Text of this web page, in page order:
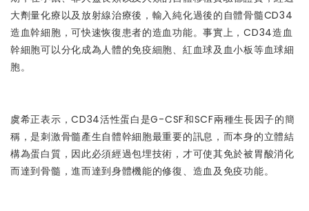
大劑量化療以及放射線治療後，輸入純化過後的自體骨髓CD34
造血幹細胞，可快速恢復患者的造血功能。事實上，CD34造血
幹細胞可以分化成為人體的免疫細胞、紅血球及血小板等血球細
胞。
虞希正表示，CD34活性蛋白是G-CSF和SCF兩種生長因子的簡
稱，是刺激骨髓產生自體幹細胞最重要的訊息，而本身的立體結
構為蛋白質，因此必須經過包埋技術，才可使其免於被胃酸消化
而達到骨髓，進而達到身體機能的修復、造血及免疫功能。